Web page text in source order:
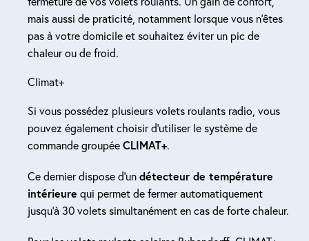
mais aussi de praticité, notamment lorsque vous n’êtes
pas à votre domicile et souhaitez éviter un pic de
chaleur ou de froid.
Climat+
Si vous possédez plusieurs volets roulants radio, vous
pouvez également choisir d’utiliser le système de
commande groupéeCLIMAT+.
Ce dernier dispose d’undétecteur de température
intérieure qui permet de fermer automatiquement
jusqu’à 30 volets simultanément en cas de forte chaleur.